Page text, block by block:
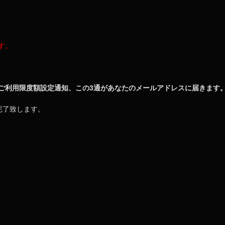
。
用限度額設定通知、この3通があなたのメールアドレスに届きます
了致します。